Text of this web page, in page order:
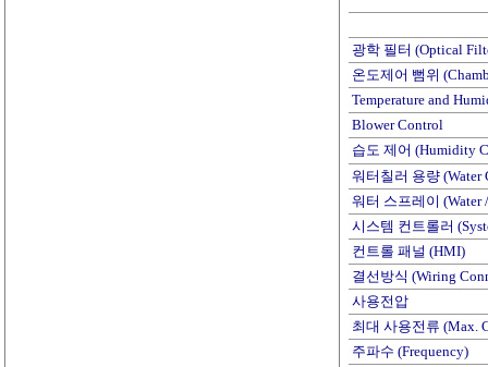
광학 필터 (Optical
온도제어 뻠위
Temperature and
Blower Control
습도 제어 (Humidity
워터칠러 용량 (Water
워터 스프레이 (Water
시스템 컨트롤러
컨트롤 패널 (HMI)
결선방식 (Wiring
사용전압
최대 사용전류 (Max.
주파수 (Frequency)